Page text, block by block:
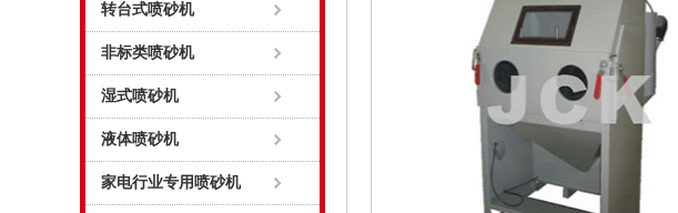
转台式喷砂机
非标类喷砂机
湿式喷砂机
液体喷砂机
家电行业专用喷砂机